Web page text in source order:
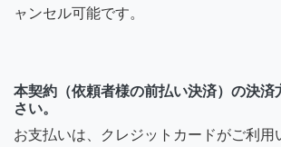
ャンセル可能です。
本契約（依頼者様の前払い決済）の決済
さい。
お支払いは、クレジットカードがご利用